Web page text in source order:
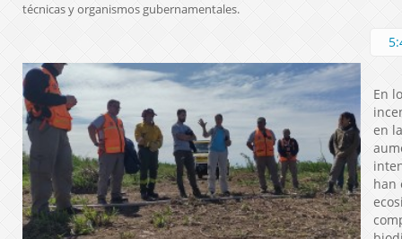
técnicas y organismos gubernamentales.
En
en
han